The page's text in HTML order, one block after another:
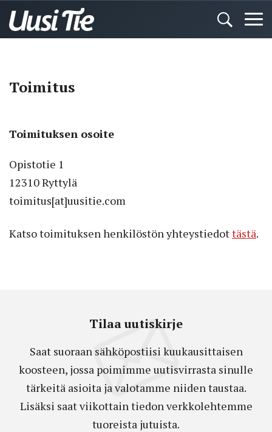
Toimitus
Toimituksen osoite
Opistotie 1
12310 Ryttylä
toimitus[at]uusitie.com
Katso toimituksen henkilöstön yhteystiedottästä.
Tilaa uutiskirje
Saat suoraan sähköpostiisi kuukausittaisen
koosteen, jossa poimimme uutisvirrasta sinulle
tärkeitä asioita ja valotamme niiden taustaa.
Lisäksi saat viikottain tiedon verkkolehtemme
tuoreista jutuista.